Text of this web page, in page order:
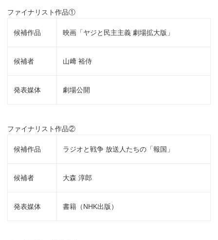
ファイナリスト作品①
候補作品 映画「ヤジと民主主義 劇場拡大版」
候補者 山﨑 裕侍
発表媒体 劇場公開
ファイナリスト作品②
候補作品 ラジオと戦争 放送人たちの「報国」
候補者 大森 淳郎
発表媒体 書籍（NHK出版）